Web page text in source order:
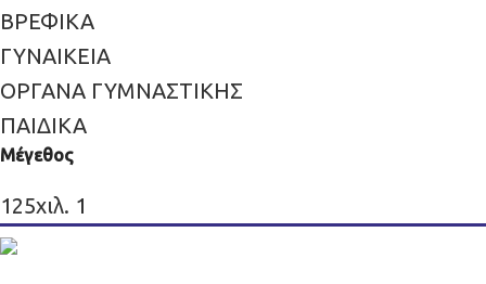
ΒΡΕΦΙΚΑ
ΓΥΝΑΙΚΕΙΑ
ΟΡΓΑΝΑ ΓΥΜΝΑΣΤΙΚΗΣ
ΠΑΙΔΙΚΑ
Μέγεθος
125χιλ. 1